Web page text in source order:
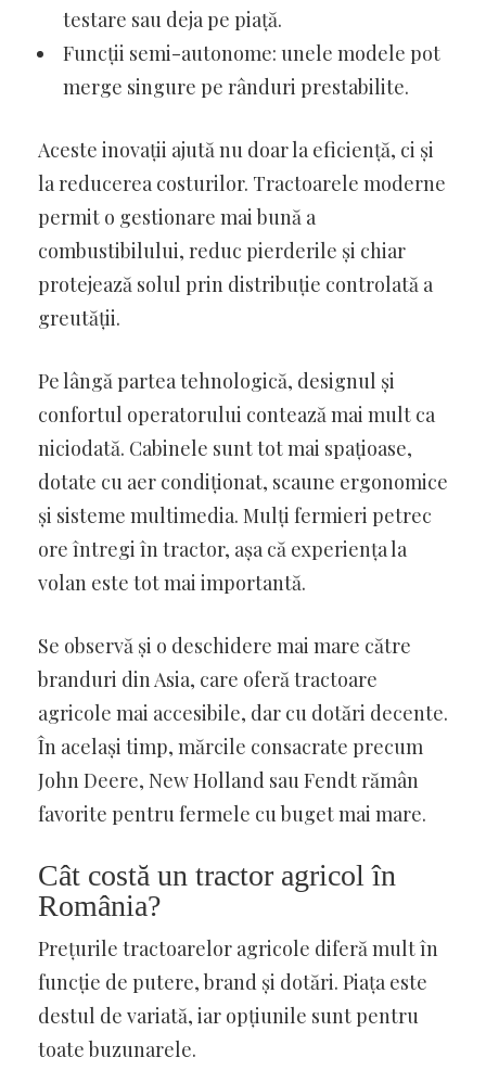
testare sau deja pe piață.
Funcții semi-autonome: unele modele pot
merge singure pe rânduri prestabilite.
Aceste inovații ajută nu doar la eficiență, ci și
la reducerea costurilor. Tractoarele moderne
permit o gestionare mai bună a
combustibilului, reduc pierderile și chiar
protejează solul prin distribuție controlată a
greutății.
Pe lângă partea tehnologică, designul și
confortul operatorului contează mai mult ca
niciodată. Cabinele sunt tot mai spațioase,
dotate cu aer condiționat, scaune ergonomice
și sisteme multimedia. Mulți fermieri petrec
ore întregi în tractor, așa că experiența la
volan este tot mai importantă.
Se observă și o deschidere mai mare către
branduri din Asia, care oferă tractoare
agricole mai accesibile, dar cu dotări decente.
În același timp, mărcile consacrate precum
John Deere, New Holland sau Fendt rămân
favorite pentru fermele cu buget mai mare.
Cât costă un tractor agricol în
România?
Prețurile tractoarelor agricole diferă mult în
funcție de putere, brand și dotări. Piața este
destul de variată, iar opțiunile sunt pentru
toate buzunarele.